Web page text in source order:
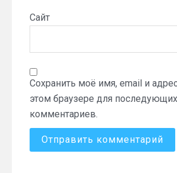
Сайт
Сохранить моё имя, email и
этом браузере для
комментариев.